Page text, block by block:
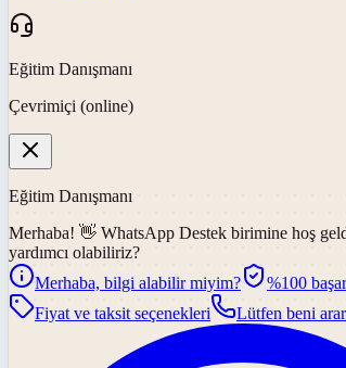
Eğitim Danışmanı
Çevrimiçi (online)
Eğitim Danışmanı
Merhaba! 👋 WhatsApp Destek birimine hoş
yardımcı olabiliriz?
Merhaba, bilgi alabilir miyim?
%100
Fiyat ve taksit seçenekleri
Lütfen beni arar